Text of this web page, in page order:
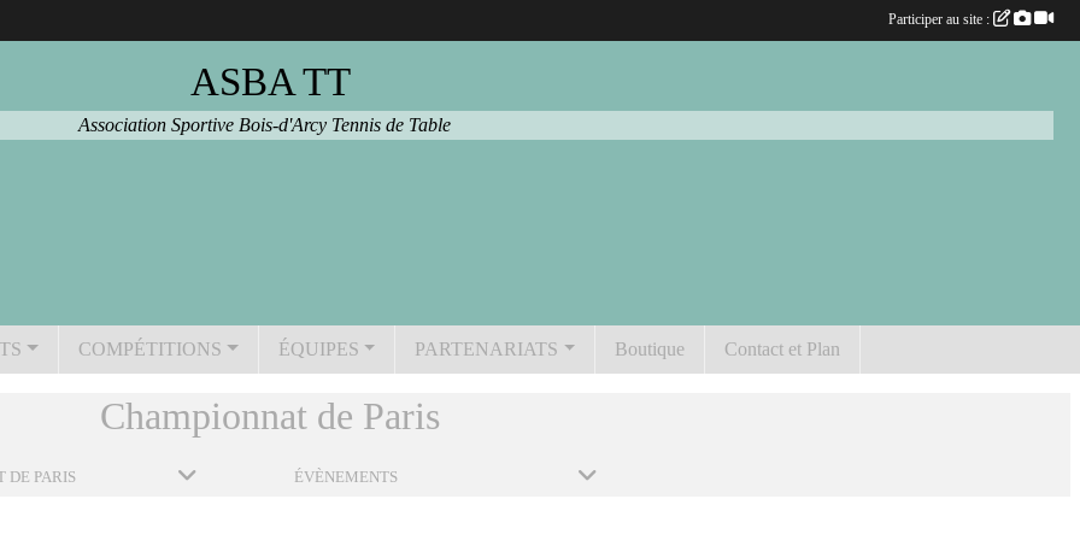
ASBA TT
Association Sportive Bois-d'Arcy Tennis de Table
COMPÉTITIONS ÉQUIPES PARTENARIATS Boutique Contact et Plan
Championnat de Paris
DE PARIS ÉVÈNEMENTS
Participer au site :